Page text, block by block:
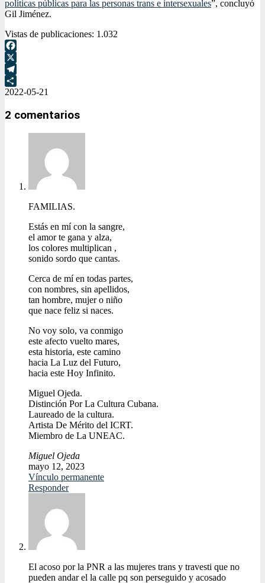
políticas públicas para las personas trans e intersexuales”, concluyó
Gil Jiménez.
Vistas de publicaciones: 1.032
Facebook
X
Telegram
Compartir
2022-05-21
2 comentarios
FAMILIAS.
Estás en mí con la sangre,
el amor te gana y alza,
los colores multiplican ,
sonido sordo que cantas.
Cerca de mí en todas partes,
con nombres, sin apellidos,
tan hombre, mujer o niño
que nace feliz si naces.
No voy solo, va conmigo
este afecto vuelto mares,
esta historia, este camino
hacia La Luz del Futuro,
hacia este Hoy Infinito.
Miguel Ojeda.
Distinción Por La Cultura Cubana.
Laureado de la cultura.
Artista De Mérito del ICRT.
Miembro de La UNEAC.
Miguel Ojeda
mayo 12, 2023
Vínculo permanente
Responder
El acoso por la PNR a las mujeres trans y travesti que no
pueden andar el la calle pq son perseguido y acosado